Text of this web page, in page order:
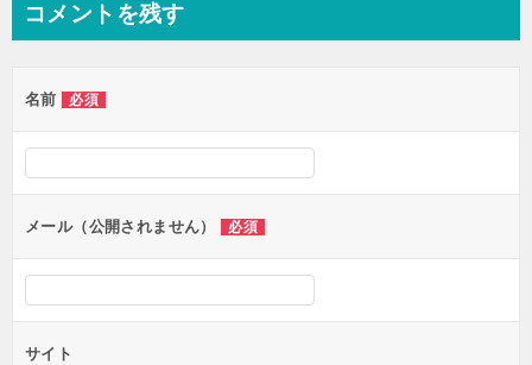
ビ
ー
シ
ン
コメントを残す
名前 必須
メール（公開されません） 必須
サイト